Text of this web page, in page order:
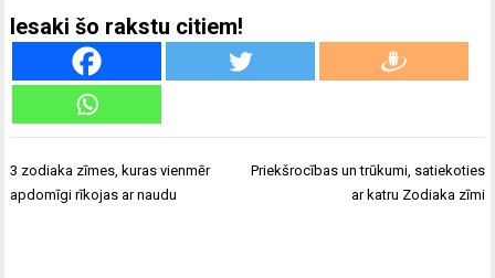
Iesaki šo rakstu citiem!
Ziņu
izvēlne
3 zodiaka zīmes, kuras vienmēr
apdomīgi rīkojas ar naudu
Priekšrocības un trūkumi, satiekoties
ar katru Zodiaka zīmi